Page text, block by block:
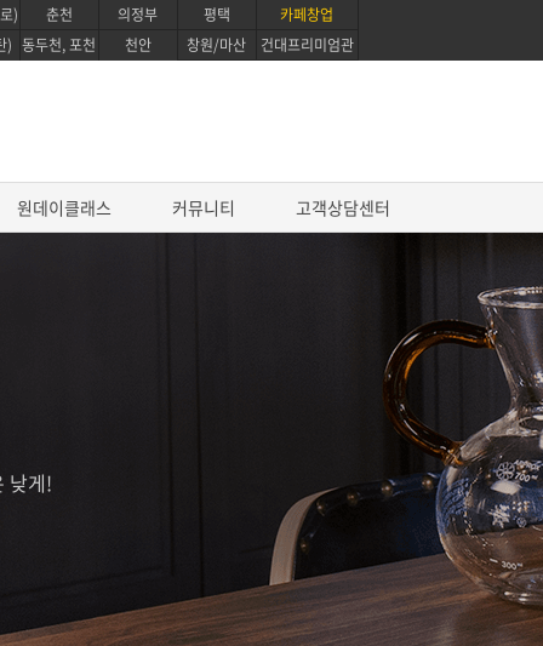
)
춘천
천안
)
의정부
동두천, 포천
평택
창원/마산
건대프리미엄관
카페창업
원데이클래스 커뮤니티 고객상담센터
낮게!